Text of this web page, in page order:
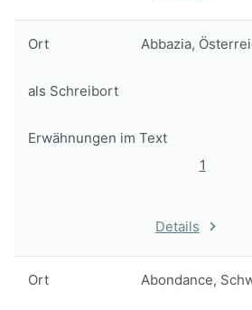
Ort Abbazia,
als Schreibort
Erwähnungen im Text
1
Details
Ort Abondance,